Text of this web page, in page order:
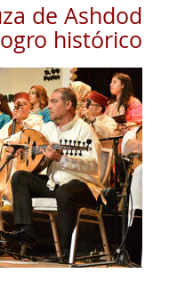
de Ashdod
histórico